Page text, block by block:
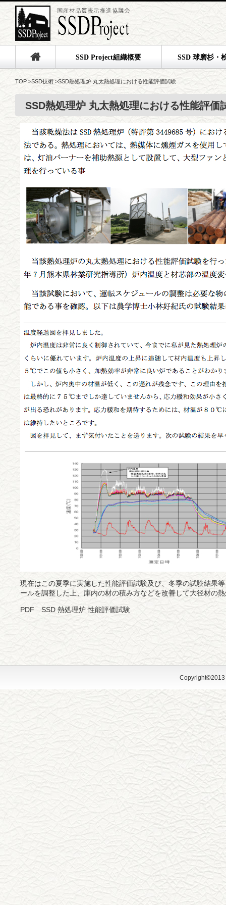
SSD Project組織概要 SSD 球磨杉・
TOP >SSD技術 >SSD熱処理炉 丸太熱処理における性能評価試験
SSD熱処理炉 丸太熱処理における性能評価
現在はこの夏季に実施した性能評価試験及び、冬季の試験結果
ールを調整した上、庫内の材の積み方などを改善して大径材の
PDF SSD 熱処理炉 性能評価試験
Copyright©2013